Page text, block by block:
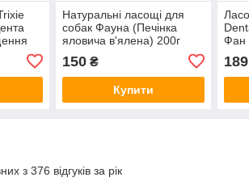
Натуральні ласощі для
собак Фауна (Печінка
яловича в'ялена) 200г
150₴
Купити
Фан
189
з 376 відгуків за рік